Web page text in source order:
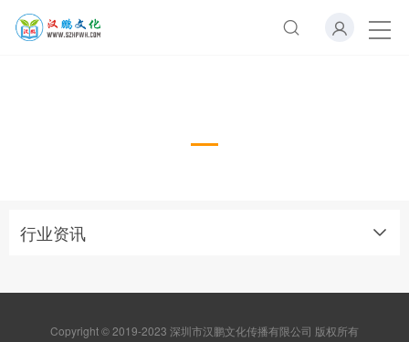
行业资讯
Copyright © 2019-2023 深圳市汉鹏文化传播有限公司 版权所有